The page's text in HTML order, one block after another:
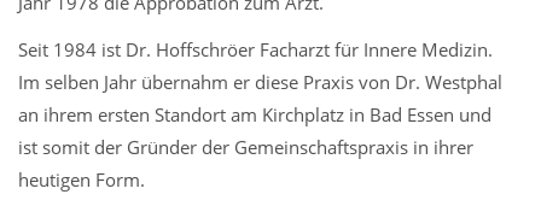
Seit 1984 ist Dr. Hoffschröer Facharzt für Innere Medizin.
Im selben Jahr übernahm er diese Praxis von Dr. Westphal
an ihrem ersten Standort am Kirchplatz in Bad Essen und
ist somit der Gründer der Gemeinschaftspraxis in ihrer
heutigen Form.